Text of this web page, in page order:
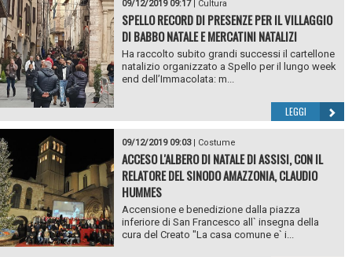
09/12/2019 09:17| Cultura
SPELLO RECORD DI PRESENZE PER IL VILLAGGIO
DI BABBO NATALE E MERCATINI NATALIZI
Ha raccolto subito grandi successi il cartellone
natalizio organizzato a Spello per il lungo week
end dell’Immacolata: m...
LEGGI
09/12/2019 09:03| Costume
ACCESO L'ALBERO DI NATALE DI ASSISI, CON IL
RELATORE DEL SINODO AMAZZONIA, CLAUDIO
HUMMES
Accensione e benedizione dalla piazza
inferiore di San Francesco all` insegna della
cura del Creato "La casa comune e` i...